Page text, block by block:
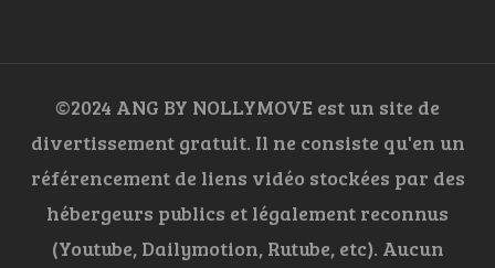
©2024 ANG BY NOLLYMOVE est un site de
divertissement gratuit. Il ne consiste qu'en un
référencement de liens vidéo stockées par des
hébergeurs publics et légalement reconnus
(Youtube, Dailymotion, Rutube, etc). Aucun